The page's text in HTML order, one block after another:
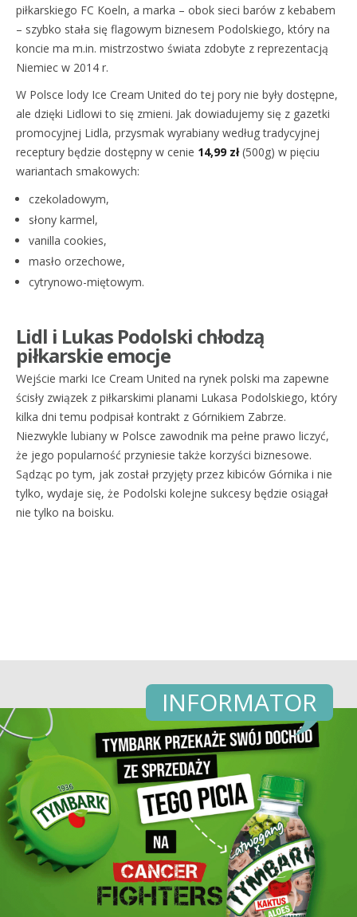
piłkarskiego FC Koeln, a marka – obok sieci barów z kebabem
– szybko stała się flagowym biznesem Podolskiego, który na
koncie ma m.in. mistrzostwo świata zdobyte z reprezentacją
Niemiec w 2014 r.
W Polsce lody Ice Cream United do tej pory nie były dostępne,
ale dzięki Lidlowi to się zmieni. Jak dowiadujemy się z gazetki
promocyjnej Lidla, przysmak wyrabiany według tradycyjnej
receptury będzie dostępny w cenie 14,99 zł(500g) w pięciu
wariantach smakowych:
czekoladowym,
słony karmel,
vanilla cookies,
masło orzechowe,
cytrynowo-miętowym.
Lidl i Lukas Podolski chłodzą
piłkarskie emocje
Wejście marki Ice Cream United na rynek polski ma zapewne
ścisły związek z piłkarskimi planami Lukasa Podolskiego, który
kilka dni temu podpisał kontrakt z Górnikiem Zabrze.
Niezwykle lubiany w Polsce zawodnik ma pełne prawo liczyć,
że jego popularność przyniesie także korzyści biznesowe.
Sądząc po tym, jak został przyjęty przez kibiców Górnika i nie
tylko, wydaje się, że Podolski kolejne sukcesy będzie osiągał
nie tylko na boisku.
INFORMATOR